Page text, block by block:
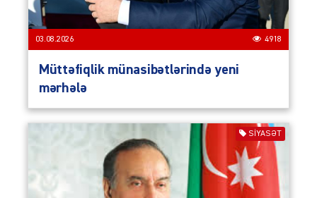
03.08.2026 4918
Müttəfiqlik münasibətlərində yeni
mərhələ
SIYASƏT